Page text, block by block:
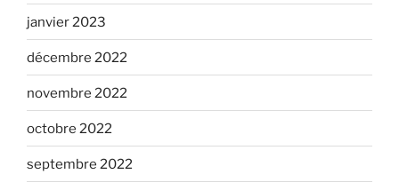
janvier 2023
décembre 2022
novembre 2022
octobre 2022
septembre 2022